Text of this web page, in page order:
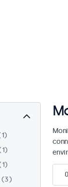
1
1
1
3
0